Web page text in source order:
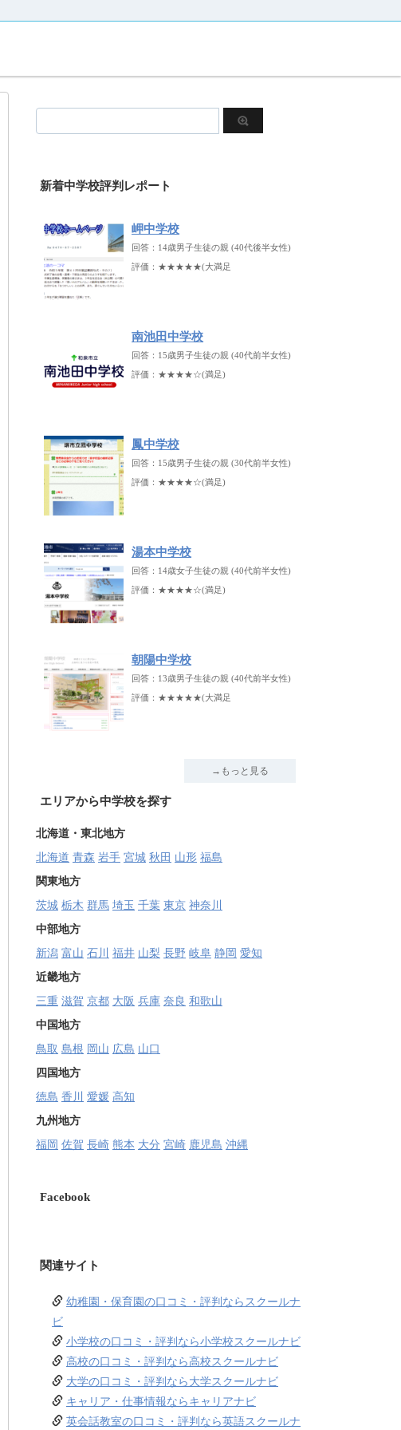
新着中学校評判レポート
岬中学校
回答：14歳男子生徒の親 (40代後半女性)
評価：★★★★★(大満足
南池田中学校
回答：15歳男子生徒の親 (40代前半女性)
評価：★★★★☆(満足)
鳳中学校
回答：15歳男子生徒の親 (30代前半女性)
評価：★★★★☆(満足)
湯本中学校
回答：14歳女子生徒の親 (40代前半女性)
評価：★★★★☆(満足)
朝陽中学校
回答：13歳男子生徒の親 (40代前半女性)
評価：★★★★★(大満足
→もっと見る
エリアから中学校を探す
北海道・東北地方
北海道 青森 岩手 宮城 秋田 山形 福島
関東地方
茨城 栃木 群馬 埼玉 千葉 東京 神奈川
中部地方
新潟 富山 石川 福井 山梨 長野 岐阜 静岡 愛知
近畿地方
三重 滋賀 京都 大阪 兵庫 奈良 和歌山
中国地方
鳥取 島根 岡山 広島 山口
四国地方
徳島 香川 愛媛 高知
九州地方
福岡 佐賀 長崎 熊本 大分 宮崎 鹿児島 沖縄
Facebook
関連サイト
幼稚園・保育園の口コミ・評判ならスクールナ
ビ
小学校の口コミ・評判なら小学校スクールナビ
高校の口コミ・評判なら高校スクールナビ
大学の口コミ・評判なら大学スクールナビ
キャリア・仕事情報ならキャリアナビ
英会話教室の口コミ・評判なら英語スクールナ